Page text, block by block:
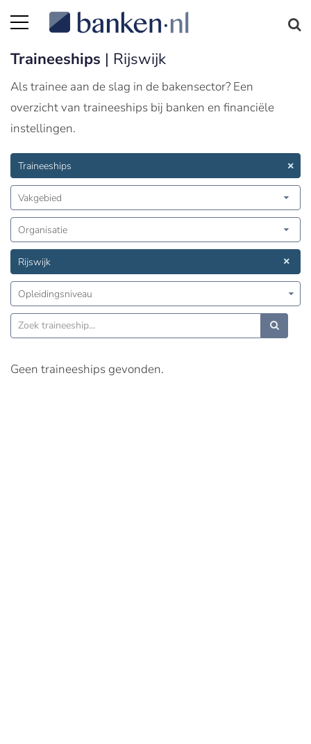
Traineeships | Rijswijk
Als trainee aan de slag in de bakensector? Een
overzicht van traineeships bij banken en financiële
instellingen.
Traineeships
Vakgebied
Organisatie
Rijswijk
Opleidingsniveau
Geen traineeships gevonden.